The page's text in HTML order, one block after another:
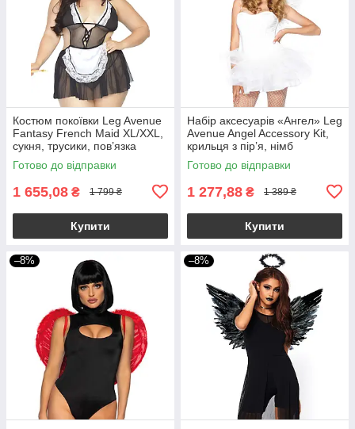
Костюм покоївки Leg Avenue
Fantasy French Maid XL/XXL,
сукня, трусики, пов’язка
Готово до відправки
1 655,08 ₴ 1 799 ₴
Купити
Набір аксесуарів «Ангел» Leg
Avenue Angel Accessory Kit,
крильця з пір’я, німб
Готово до відправки
1 277,88 ₴ 1 389 ₴
Купити
–8% –8%